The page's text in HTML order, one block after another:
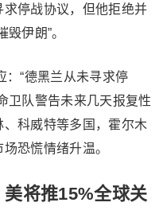
停战协议，但他拒绝并
伊朗”。
“德黑兰从未寻求停
卫队警告未来几天报复性
科威特等多国，霍尔木
恐慌情绪升温。
将推15%全球关